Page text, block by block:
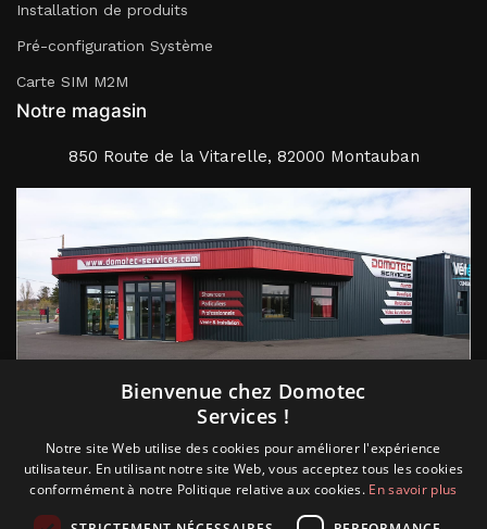
Installation de produits
Pré-configuration Système
Carte SIM M2M
Notre magasin
850 Route de la Vitarelle, 82000 Montauban
Suivez nous
Bienvenue chez Domotec
Services !
Notre site Web utilise des cookies pour améliorer l'expérience
utilisateur. En utilisant notre site Web, vous acceptez tous les cookies
conformément à notre Politique relative aux cookies. En savoir plus